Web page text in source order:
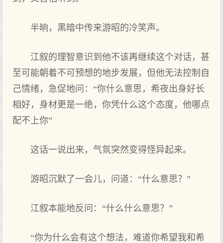
半晌，黑暗中传来游昭的冷笑声。
江叙的理智意识到他不该再继续这个对话，甚
至可能朝着不可预想的地步发展，但他无法控制自
己情绪，急促地问：“你什么意思，希夜出身好长
相好，身材更是一绝，你凭什么这个态度，他哪点
配不上你”
这话一说出来，气氛突然变得怪异起来。
游昭沉默了一会儿，问道：“什么意思？”
江叙本能地反问：“什么什么意思？”
“你为什么会有这个想法，难道你希望我和希